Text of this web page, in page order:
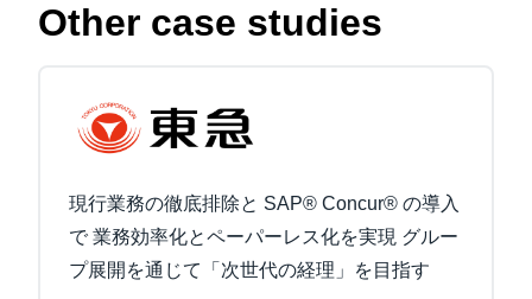
Other case studies
現行業務の徹底排除と SAP® Concur® の導入
で 業務効率化とペーパーレス化を実現 グルー
プ展開を通じて「次世代の経理」を目指す